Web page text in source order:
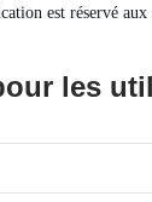
est réservé
les